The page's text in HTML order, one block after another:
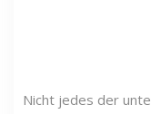
Nicht jedes der